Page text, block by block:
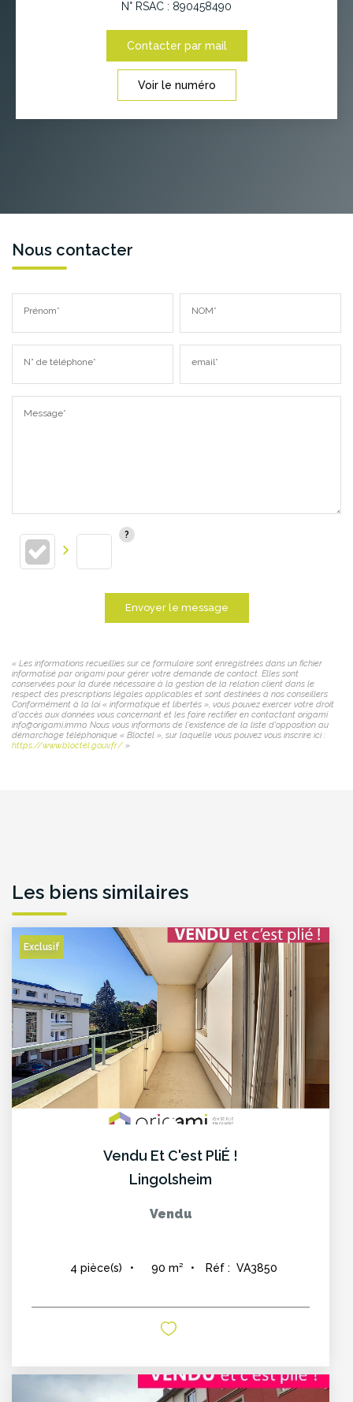
N° RSAC : 890458490
Contacter par mail
Voir le numéro
Nous contacter
Prénom* NOM*
N° de téléphone* email*
Message*
Envoyer le message
« Les informations recueillies sur ce formulaire sont enregistrées dans un fichier
informatisé par origami pour gérer votre demande de contact. Elles sont
conservées pour la durée nécessaire à la gestion de la relation client dans le
respect des prescriptions légales applicables et sont destinées à nos conseillers
Conformément à la loi « informatique et libertés », vous pouvez exercer votre droit
d'accès aux données vous concernant et les faire rectifier en contactant origami
info@origami.immo. Nous vous informons de l'existence de la liste d'opposition au
démarchage téléphonique « Bloctel », sur laquelle vous pouvez vous inscrire ici :
https://www.bloctel.gouv.fr/ »
Les biens similaires
Exclusif
Vendu Et C'est PliÉ !
Lingolsheim
Vendu
4 pièce(s) 90 m² Réf : VA3850